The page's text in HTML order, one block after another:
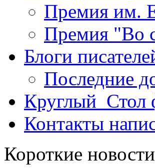
Премия им.
Премия "Во
Блоги
Последние
Круглый_Стол
Контакты
Короткие новости